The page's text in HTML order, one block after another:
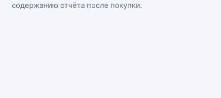
содержанию отчёта после покупки.